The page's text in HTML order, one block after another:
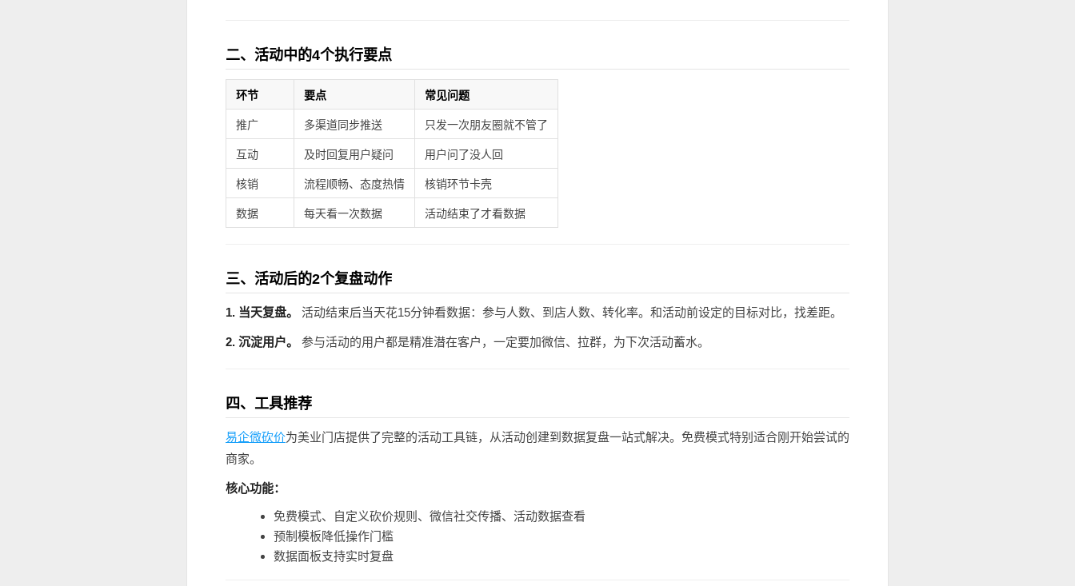
二、活动中的4个执行要点
环节 要点 常见问题
推广 多渠道同步推送 只发一次朋友圈就不管了
互动 及时回复用户疑问 用户问了没人回
核销 流程顺畅、态度热情 核销环节卡壳
数据 每天看一次数据 活动结束了才看数据
三、活动后的2个复盘动作
1. 当天复盘。 活动结束后当天花15分钟看数据：参与人数、到店人数、转化率。和活动前设定的目标对比，找差距。
2. 沉淀用户。 参与活动的用户都是精准潜在客户，一定要加微信、拉群，为下次活动蓄水。
四、工具推荐
易企微砍价为美业门店提供了完整的活动工具链，从活动创建到数据复盘一站式解决。免费模式特别适合刚开始尝试的
商家。
核心功能：
免费模式、自定义砍价规则、微信社交传播、活动数据查看
预制模板降低操作门槛
数据面板支持实时复盘